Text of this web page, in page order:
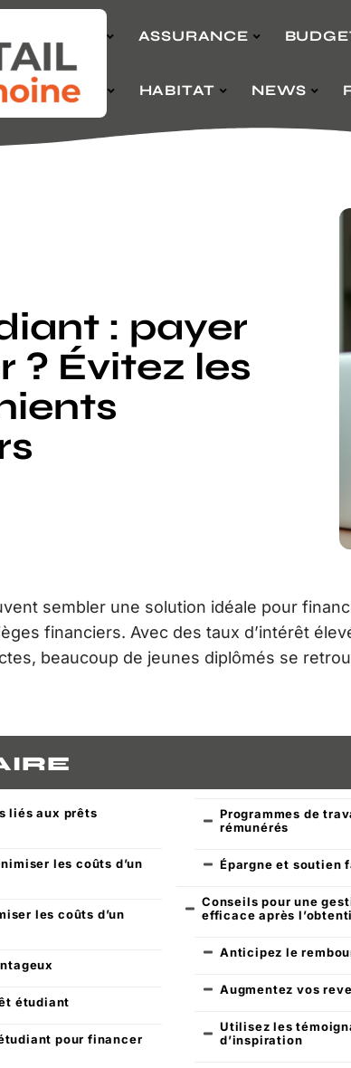
ASSURANCE
FINANCE HABITAT NEWS
: payer
? Évitez les
sembler une solution idéale pour
financiers. Avec des taux d’intérêt
beaucoup de jeunes diplômés se
liés aux prêts
les coûts d’un
les coûts d’un
étudiant
pour financer
Programmes de
rémunérés
Épargne et soutien
Conseils pour une
efficace après
Anticipez le
Augmentez vos
Utilisez les
d’inspiration